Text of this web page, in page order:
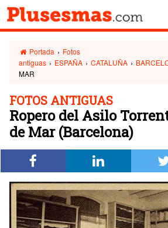
Portada › Fotos
antiguas › ESPAÑA › CATALUÑA ›
MAR
FOTOS ANTIGUAS
Ropero del Asilo
de Mar (Barcelona)